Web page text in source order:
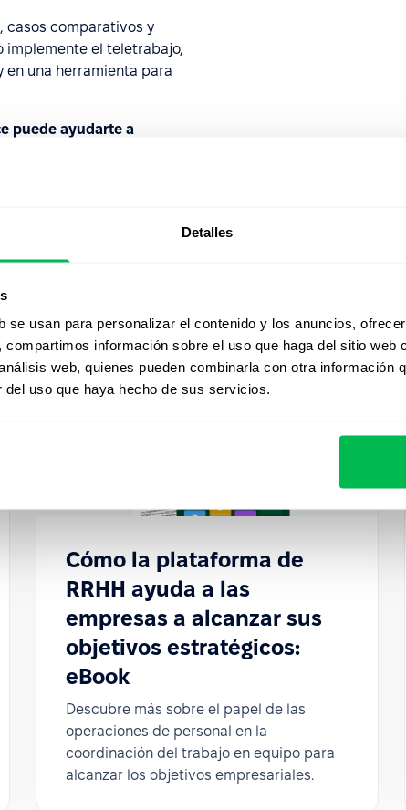
Detalles
se usan para personalizar el contenido y los anuncios,
información sobre el uso que haga del sitio web
web, quienes pueden combinarla con otra información
del uso que haya hecho de sus servicios.
casos comparativos y
implemente el teletrabajo,
una herramienta para
puede ayudarte a
Cómo la plataforma de
RRHH ayuda a las
empresas a alcanzar sus
objetivos estratégicos:
eBook
Descubre más sobre el papel de las
operaciones de personal en la
coordinación del trabajo en equipo para
alcanzar los objetivos empresariales.